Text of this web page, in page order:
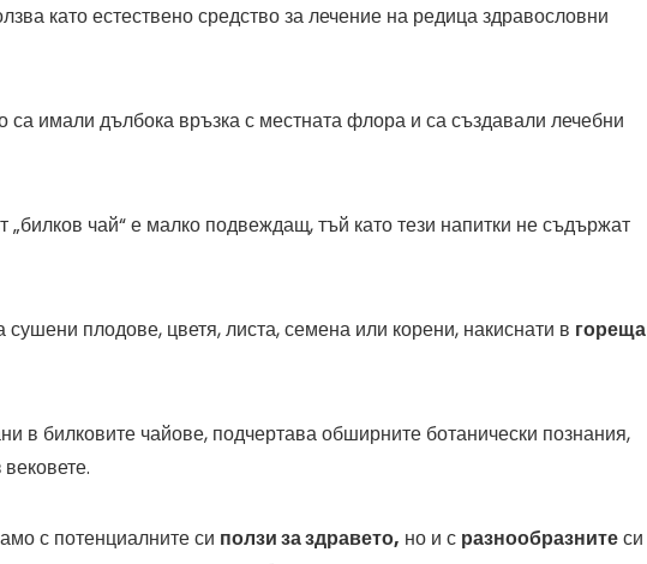
като естествено средство за лечение на редица здравословни
имали дълбока връзка с местната флора и са създавали лечебни
чай“ е малко подвеждащ, тъй като тези напитки не съдържат
сушени плодове, цветя, листа, семена или корени, накиснати в гореща
в билковите чайове, подчертава обширните ботанически познания,
с потенциалните си ползи за здравето, но и с разнообразнитеси